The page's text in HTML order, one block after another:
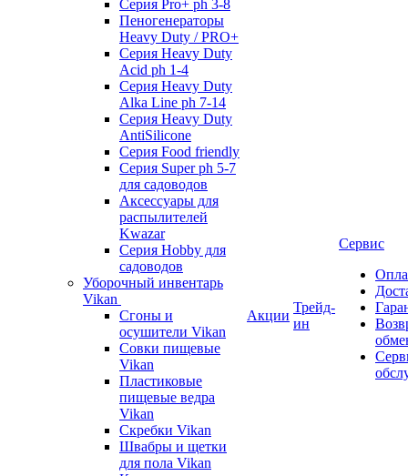
Серия Pro+ ph 3-8
Пеногенераторы
Heavy Duty / PRO+
Серия Heavy Duty
Acid ph 1-4
Серия Heavy Duty
Alka Line ph 7-14
Серия Heavy Duty
AntiSilicone
Серия Food friendly
Серия Super ph 5-7
для садоводов
Аксессуары для
распылителей
Kwazar
Серия Hobby для
садоводов
Уборочный инвентарь
Vikan
Сгоны и
осушители Vikan
Совки пищевые
Vikan
Пластиковые
пищевые ведра
Vikan
Скребки Vikan
Швабры и щетки
для пола Vikan
Акции
Трейд-
ин
Сервис